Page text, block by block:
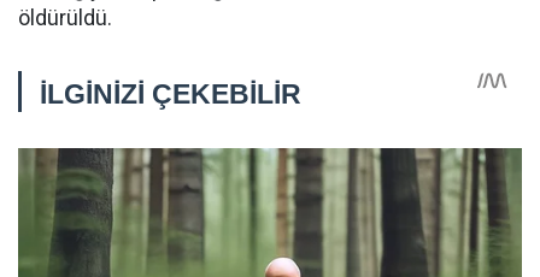
öldürüldü.